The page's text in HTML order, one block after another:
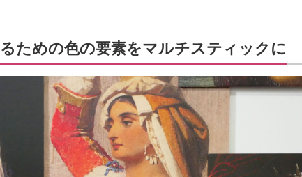
ための色の要素をマルチスティックに